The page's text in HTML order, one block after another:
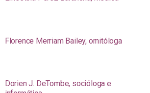
Florence Merriam Bailey, ornitóloga
Dorien J. DeTombe, socióloga e